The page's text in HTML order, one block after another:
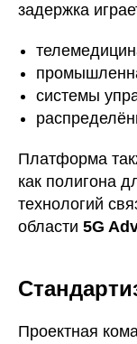
задержка
системы
Платформа
как полигона
технологий
области 5G
Проектная